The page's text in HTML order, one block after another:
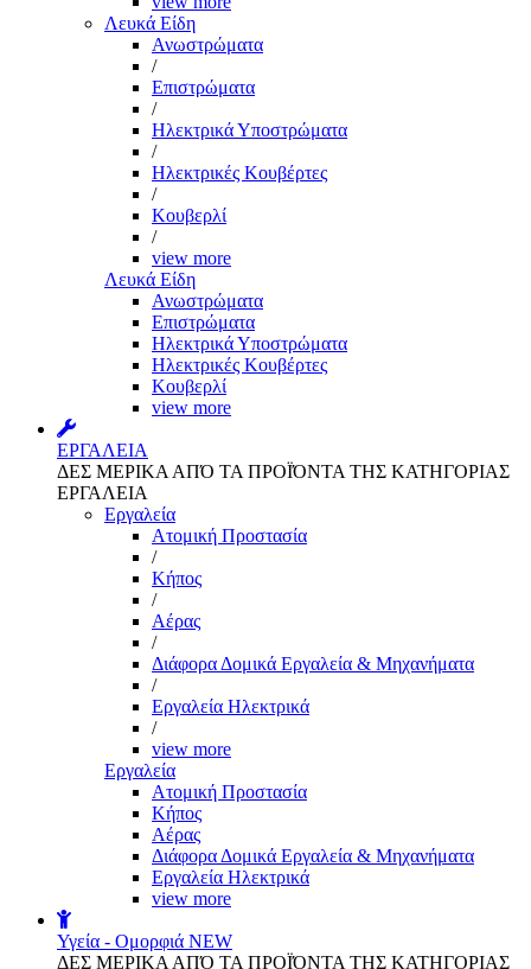
Λευκά Είδη
Ανωστρώματα
/
Επιστρώματα
/
Ηλεκτρικά Υποστρώματα
/
Ηλεκτρικές Κουβέρτες
/
Κουβερλί
/
view more
Λευκά Είδη
Ανωστρώματα
Επιστρώματα
Ηλεκτρικά Υποστρώματα
Ηλεκτρικές Κουβέρτες
Κουβερλί
view more
ΕΡΓΑΛΕΙΑ
ΔΕΣ ΜΕΡΙΚΑ ΑΠΌ ΤΑ ΠΡΟΪΌΝΤΑ ΤΗΣ ΚΑΤΗΓΟΡΙΑΣ
ΕΡΓΑΛΕΙΑ
Εργαλεία
Aτομική Προστασία
/
Kήπος
/
Αέρας
/
Διάφορα Δομικά Εργαλεία & Μηχανήματα
/
Εργαλεία Ηλεκτρικά
/
view more
Εργαλεία
Aτομική Προστασία
Kήπος
Αέρας
Διάφορα Δομικά Εργαλεία & Μηχανήματα
Εργαλεία Ηλεκτρικά
view more
Υγεία - Ομορφιά NEW
ΔΕΣ ΜΕΡΙΚΑ ΑΠΌ ΤΑ ΠΡΟΪΌΝΤΑ ΤΗΣ ΚΑΤΗΓΟΡΙΑΣ